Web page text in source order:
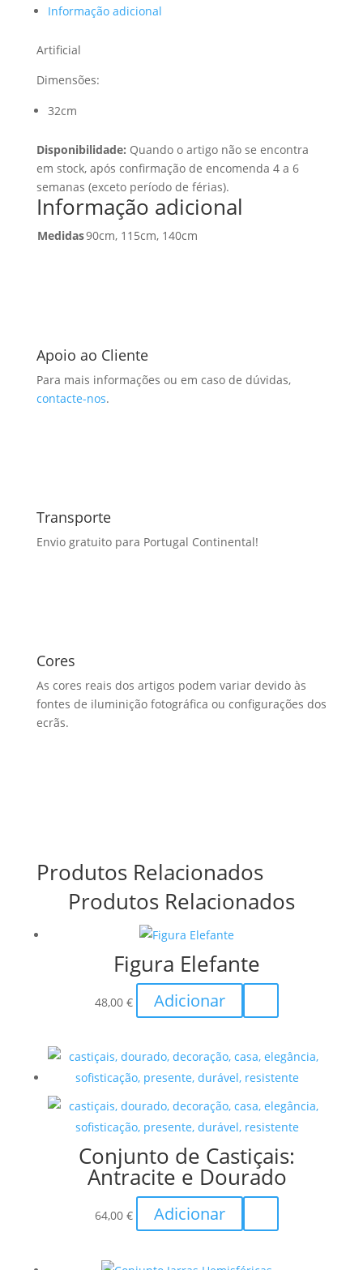
Informação adicional
Artificial
Dimensões:
32cm
Disponibilidade: Quando o artigo não se encontra
em stock, após confirmação de encomenda 4 a 6
semanas (exceto período de férias).
Informação adicional
Medidas90cm, 115cm, 140cm
Apoio ao Cliente
Para mais informações ou em caso de dúvidas,
contacte-nos.
Transporte
Envio gratuito para Portugal Continental!
Cores
As cores reais dos artigos podem variar devido às
fontes de iluminição fotográfica ou configurações dos
ecrãs.
Produtos Relacionados
Produtos Relacionados
Figura Elefante
48,00€ Adicionar
Conjunto de Castiçais:
Antracite e Dourado
64,00€ Adicionar